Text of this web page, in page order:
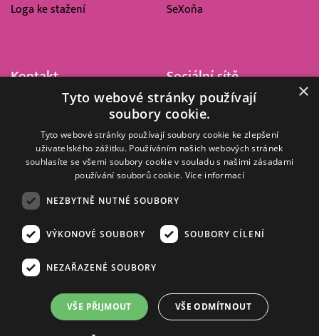
Loga ke stažení
SeXoňa
Kontakt
Barrandov Televizní Studio,
Kříženeckého nám. 322
152 00 Praha 5
IČ 416 93 311
Sociální sítě
© 2008–2026 EMPRESA MEDIA, a.s. Všechna práva vyhrazena.
Zásady ochrany osobních a dalších zpracovávaných údajů
Informace o měření sledovanosti videa ve video archivu
Nielsen Digital Measurement
. Využíváme grafické podklady z
×
Tyto webové stránky používají
soubory cookie.
Tyto webové stránky používají soubory cookie ke zlepšení
uživatelského zážitku. Používáním našich webových stránek
souhlasíte se všemi soubory cookie v souladu s našimi zásadami
používání souborů cookie. Více informací
NEZBYTNĚ NUTNÉ SOUBORY
VÝKONOVÉ SOUBORY SOUBORY CÍLENÍ
NEZAŘAZENÉ SOUBORY
VŠE PŘIJMOUT VŠE ODMÍTNOUT